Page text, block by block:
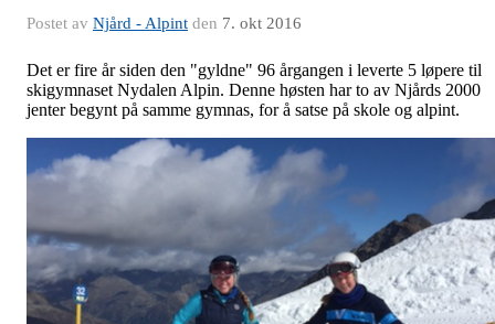
Postet av Njård - Alpint den 7. okt 2016
Det er fire år siden den "gyldne" 96 årgangen i leverte 5 løpere til
skigymnaset Nydalen Alpin. Denne høsten har to av Njårds 2000
jenter begynt på samme gymnas, for å satse på skole og alpint.